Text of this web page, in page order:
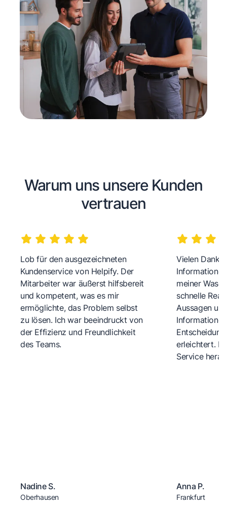
Warum uns unsere Kunden
vertrauen
Lob für den ausgezeichneten
Kundenservice von Helpify. Der
Mitarbeiter war äußerst hilfsbereit
und kompetent, was es mir
ermöglichte, das Problem selbst
zu lösen. Ich war beeindruckt von
der Effizienz und Freundlichkeit
des Teams.
Nadine S.
Oberhausen
Vielen Dank
meiner
schnelle
Aussagen
erleichtert.
Service
Anna P.
Frankfurt